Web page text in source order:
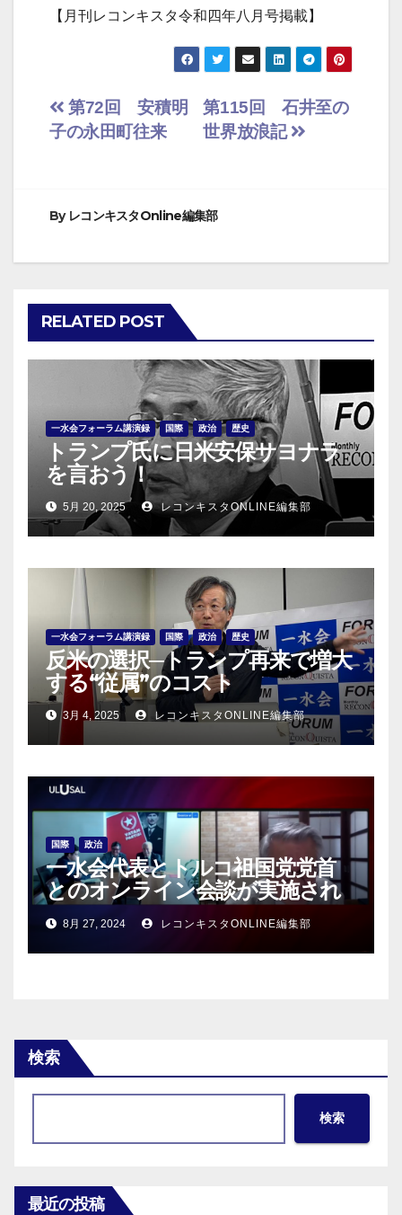
【月刊レコンキスタ令和四年八月号掲載】
投
稿
ビ
ゲ
ー
シ
第115回 石井至の
世界放浪記
第72回 安積明
子の永田町往来
By レコンキスタOnline編集部
RELATED POST
一水会フォーラム講演録 国際 政治 歴史
トランプ氏に日米安保サヨナラ
を言おう！
5月 20, 2025 レコンキスタONLINE編集部
一水会フォーラム講演録 国際 政治 歴史
反米の選択─トランプ再来で増大
する“従属”のコスト
3月 4, 2025 レコンキスタONLINE編集部
国際 政治
一水会代表とトルコ祖国党党首
とのオンライン会談が実施され
る！
8月 27, 2024 レコンキスタONLINE編集部
検索
検索
最近の投稿